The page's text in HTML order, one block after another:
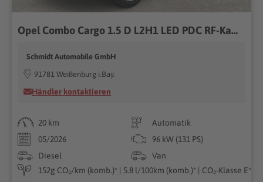
Opel Combo Cargo 1.5 D L2H1 LED PDC RF-Kam Holzboden
Schmidt Automobile GmbH
91781 Weißenburg i.Bay.
Händler kontaktieren
20 km
Automatik
05/2026
96 kW (131 PS)
Diesel
Van
152g CO₂/km (komb.)* | 5.8 l/100km (komb.)* | CO₂-Klasse E*